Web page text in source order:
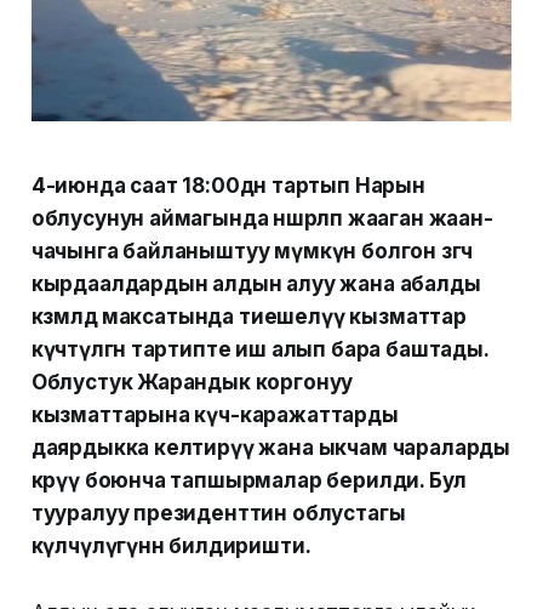
4-июнда саат 18:00дөн тартып Нарын
облусунун аймагында нөшөрлөп жааган жаан-
чачынга байланыштуу мүмкүн болгон өзгөчө
кырдаалдардын алдын алуу жана абалды
көзөмөлдөө максатында тиешелүү кызматтар
күчөтүлгөн тартипте иш алып бара баштады.
Облустук Жарандык коргонуу
кызматтарына күч-каражаттарды
даярдыкка келтирүү жана ыкчам чараларды
көрүү боюнча тапшырмалар берилди. Бул
тууралуу президенттин облустагы
өкүлчүлүгүнөн билдиришти.